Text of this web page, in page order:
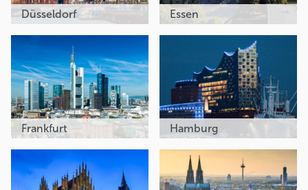
Düsseldorf Essen
Frankfurt Hamburg